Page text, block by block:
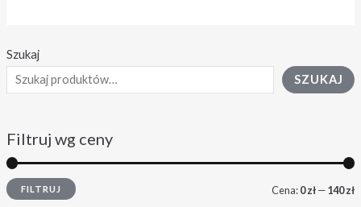
Szukaj
SZUKAJ
Filtruj wg ceny
FILTRUJ Cena:0 zł—140 zł